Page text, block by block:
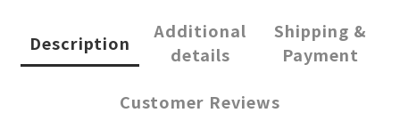
Description
Additional
details
Shipping &
Payment
Customer Reviews